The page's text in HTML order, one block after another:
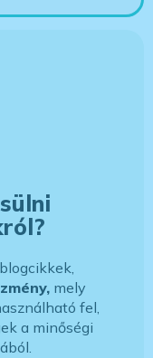
mely
fel,
a minőségi